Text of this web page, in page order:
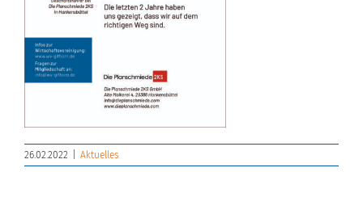
26.02.2022 Aktuelles